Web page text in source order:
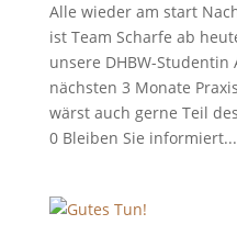
Alle wieder am start
ist Team Scharfe ab
unsere DHBW-
nächsten 3 Monate
wärst auch gerne Teil
0 Bleiben Sie informiert...